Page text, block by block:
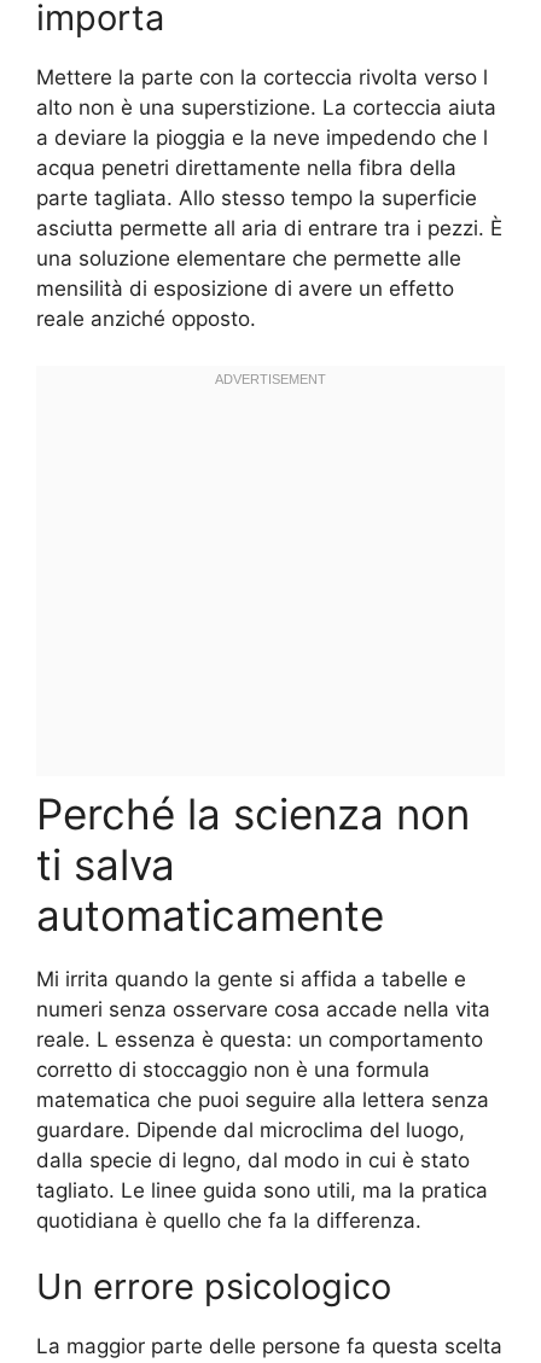
importa
Mettere la parte con la corteccia rivolta verso l
alto non è una superstizione. La corteccia aiuta
a deviare la pioggia e la neve impedendo che l
acqua penetri direttamente nella fibra della
parte tagliata. Allo stesso tempo la superficie
asciutta permette all aria di entrare tra i pezzi. È
una soluzione elementare che permette alle
mensilità di esposizione di avere un effetto
reale anziché opposto.
Perché la scienza non
ti salva
automaticamente
Mi irrita quando la gente si affida a tabelle e
numeri senza osservare cosa accade nella vita
reale. L essenza è questa: un comportamento
corretto di stoccaggio non è una formula
matematica che puoi seguire alla lettera senza
guardare. Dipende dal microclima del luogo,
dalla specie di legno, dal modo in cui è stato
tagliato. Le linee guida sono utili, ma la pratica
quotidiana è quello che fa la differenza.
Un errore psicologico
La maggior parte delle persone fa questa scelta